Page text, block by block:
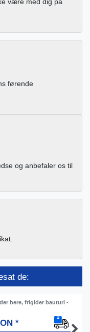
førende
og anbefaler os til
de:
bere, frigider bauturi -
*